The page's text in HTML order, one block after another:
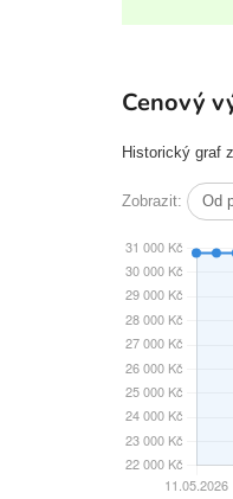
Cenový
Historický graf
Zobrazit: Od